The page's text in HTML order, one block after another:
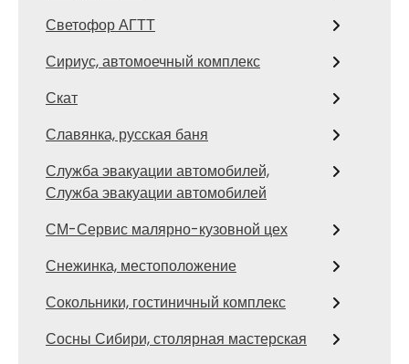
Светофор АГТТ
Сириус, автомоечный комплекс
Скат
Славянка, русская баня
Служба эвакуации автомобилей,
Служба эвакуации автомобилей
СМ-Сервис малярно-кузовной цех
Снежинка, местоположение
Сокольники, гостиничный комплекс
Сосны Сибири, столярная мастерская